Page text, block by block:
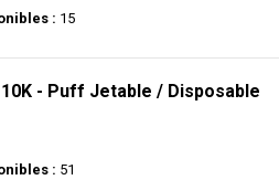
: 15
10K - Puff Jetable / Disposable
: 51